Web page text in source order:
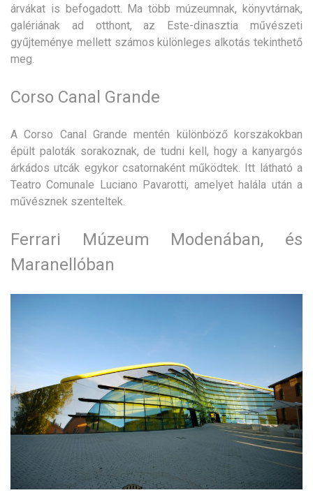
árvákat is befogadott. Ma több múzeumnak, könyvtárnak,
galériának ad otthont, az Este-dinasztia művészeti
gyűjteménye mellett számos különleges alkotás tekinthető
meg.
Corso Canal Grande
A Corso Canal Grande mentén különböző korszakokban
épült paloták sorakoznak, de tudni kell, hogy a kanyargós
árkádos utcák egykor csatornaként működtek. Itt látható a
Teatro Comunale Luciano Pavarotti, amelyet halála után a
művésznek szenteltek.
Ferrari Múzeum Modenában, és
Maranellóban